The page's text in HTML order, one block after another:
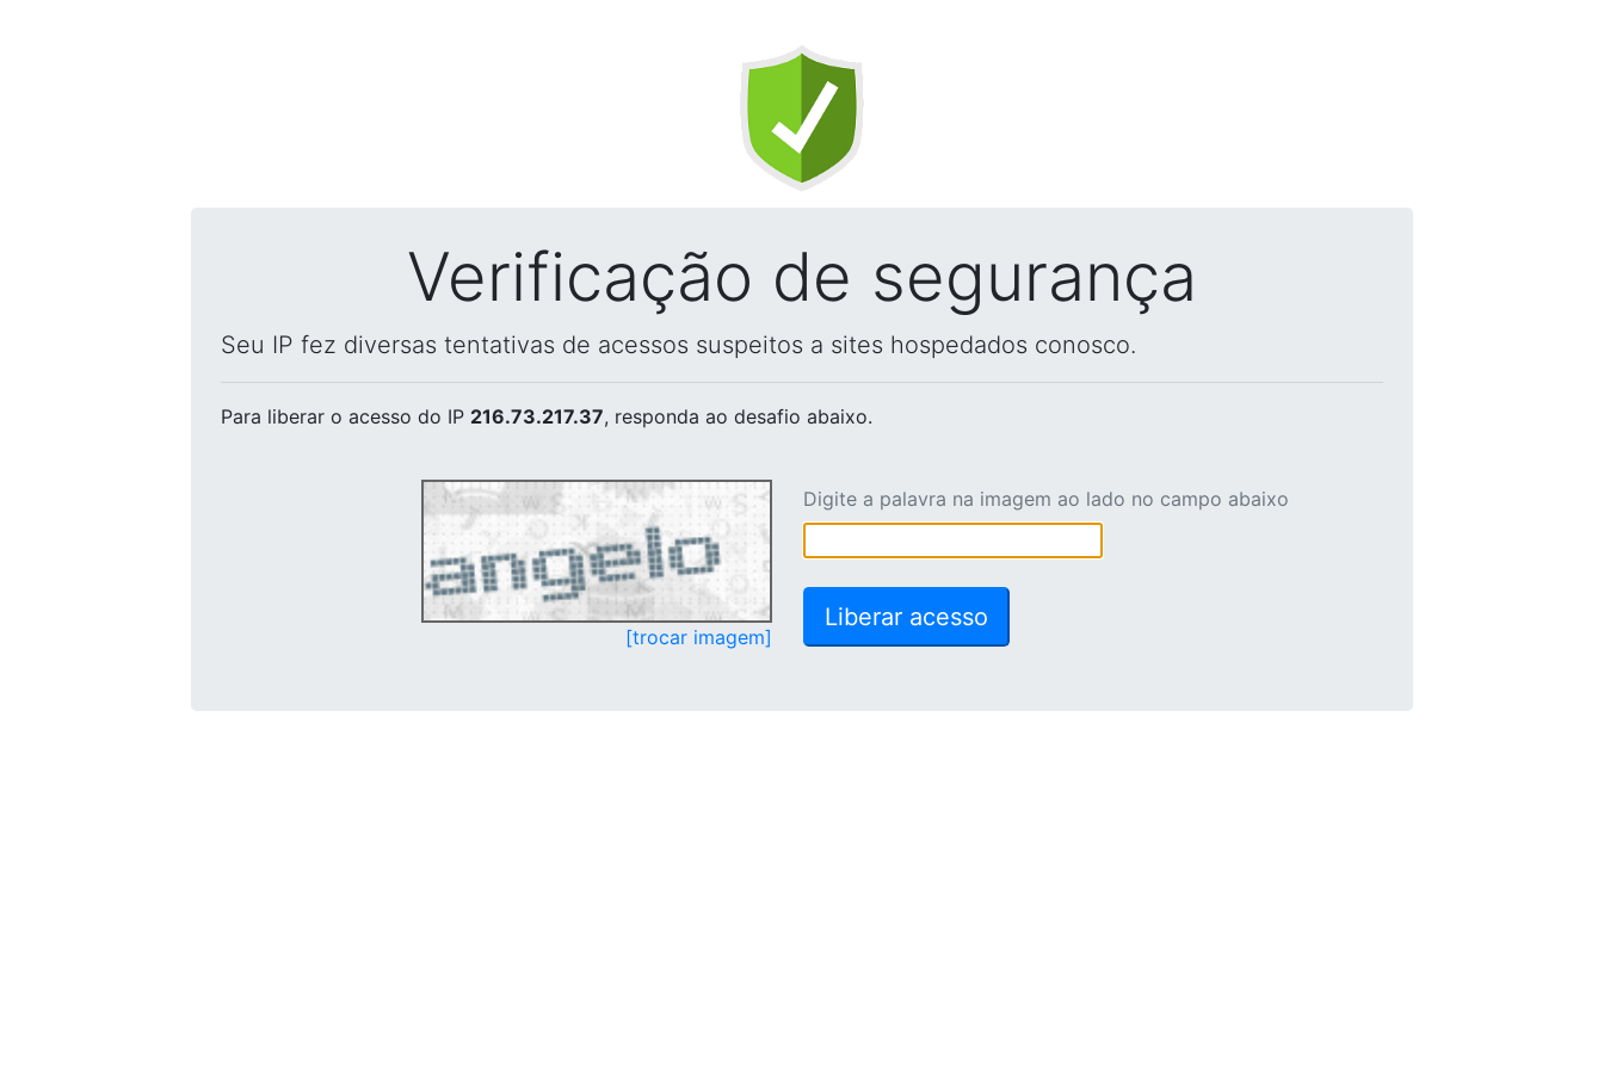
Verificação de segurança
Seu IP fez diversas tentativas de acessos suspeitos a sites hospedados conosco.
Para liberar o acesso do IP 216.73.217.37, responda ao desafio abaixo.
[trocar imagem]
Digite a palavra na imagem ao lado no campo abaixo